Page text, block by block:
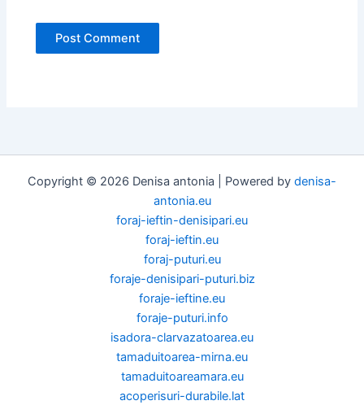
Copyright © 2026 Denisa antonia | Powered by denisa-
antonia.eu
foraj-ieftin-denisipari.eu
foraj-ieftin.eu
foraj-puturi.eu
foraje-denisipari-puturi.biz
foraje-ieftine.eu
foraje-puturi.info
isadora-clarvazatoarea.eu
tamaduitoarea-mirna.eu
tamaduitoareamara.eu
acoperisuri-durabile.lat